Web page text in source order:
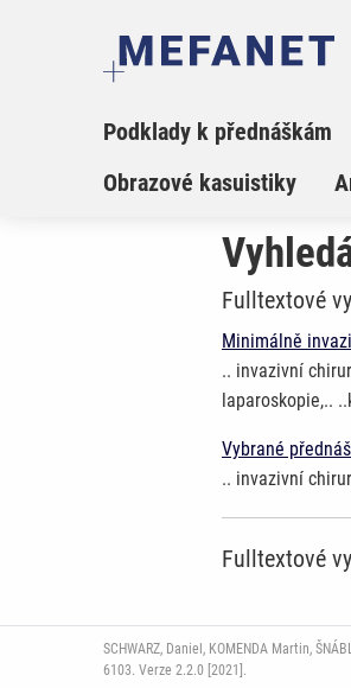
Podklady k přednáškám
Obrazové kasuistiky
Fulltextové
Minimálně
.. invazivní
laparoskopie,..
Vybrané
.. invazivní
Fulltextové
SCHWARZ, Daniel, KOMENDA Martin,
6103. Verze 2.2.0 [2021].